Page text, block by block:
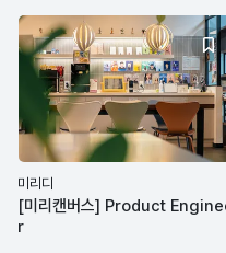
미리디
[미리캔버스] Product
r